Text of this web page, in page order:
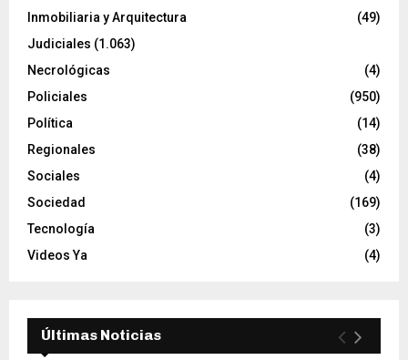
Inmobiliaria y Arquitectura
(49)
Judiciales (1.063)
Necrológicas
(4)
Policiales
(950)
Política
(14)
Regionales
(38)
Sociales
(4)
Sociedad
(169)
Tecnología
(3)
Videos Ya
(4)
Últimas Noticias